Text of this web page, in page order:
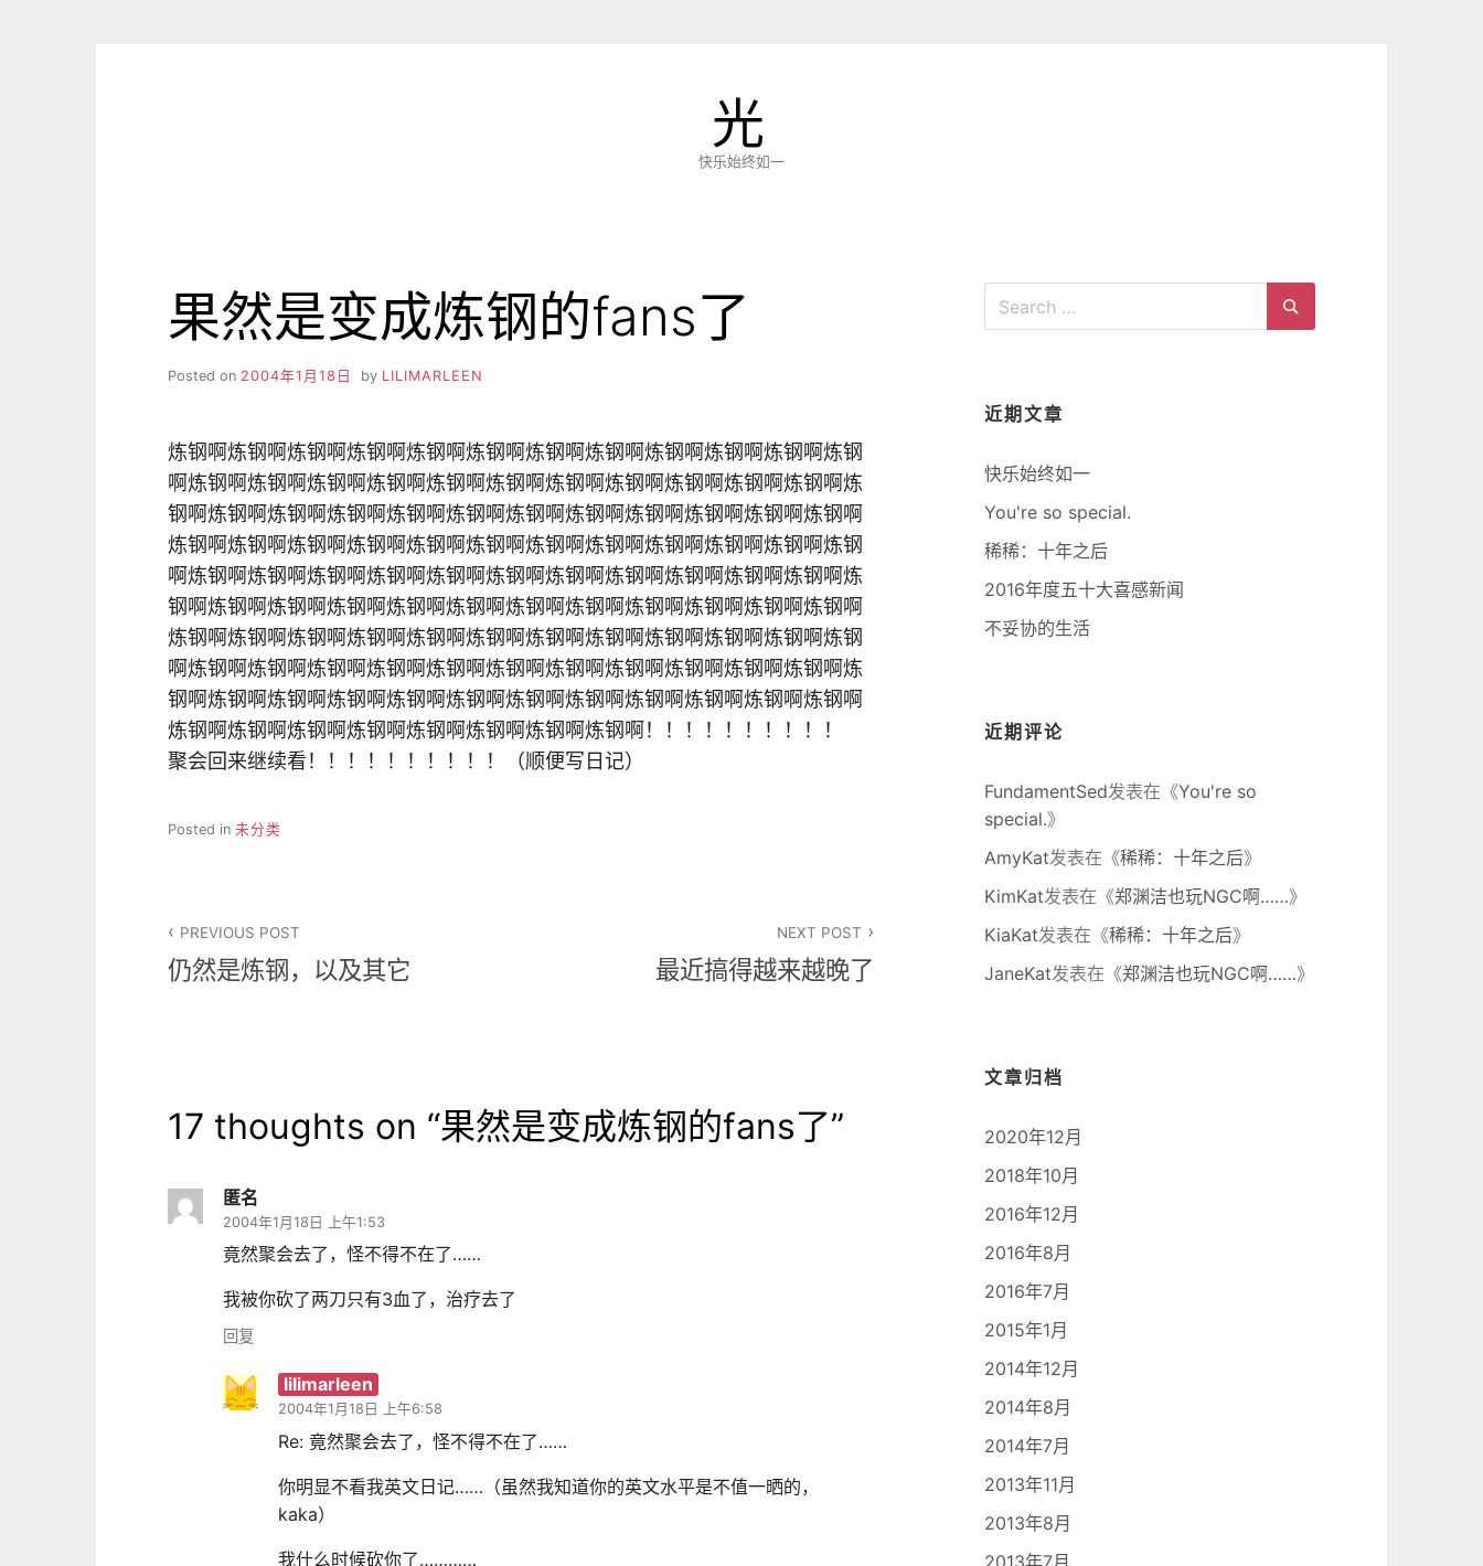
光
快乐始终如一
果然是变成炼钢的fans了
Posted on 2004年1月18日 by LILIMARLEEN
炼钢啊炼钢啊炼钢啊炼钢啊炼钢啊炼钢啊炼钢啊炼钢啊炼钢啊炼钢啊炼钢啊炼钢
啊炼钢啊炼钢啊炼钢啊炼钢啊炼钢啊炼钢啊炼钢啊炼钢啊炼钢啊炼钢啊炼钢啊炼
钢啊炼钢啊炼钢啊炼钢啊炼钢啊炼钢啊炼钢啊炼钢啊炼钢啊炼钢啊炼钢啊炼钢啊
炼钢啊炼钢啊炼钢啊炼钢啊炼钢啊炼钢啊炼钢啊炼钢啊炼钢啊炼钢啊炼钢啊炼钢
啊炼钢啊炼钢啊炼钢啊炼钢啊炼钢啊炼钢啊炼钢啊炼钢啊炼钢啊炼钢啊炼钢啊炼
钢啊炼钢啊炼钢啊炼钢啊炼钢啊炼钢啊炼钢啊炼钢啊炼钢啊炼钢啊炼钢啊炼钢啊
炼钢啊炼钢啊炼钢啊炼钢啊炼钢啊炼钢啊炼钢啊炼钢啊炼钢啊炼钢啊炼钢啊炼钢
啊炼钢啊炼钢啊炼钢啊炼钢啊炼钢啊炼钢啊炼钢啊炼钢啊炼钢啊炼钢啊炼钢啊炼
钢啊炼钢啊炼钢啊炼钢啊炼钢啊炼钢啊炼钢啊炼钢啊炼钢啊炼钢啊炼钢啊炼钢啊
炼钢啊炼钢啊炼钢啊炼钢啊炼钢啊炼钢啊炼钢啊炼钢啊！！！！！！！！！！
聚会回来继续看！！！！！！！！！！（顺便写日记）
Posted in 未分类
章
PREVIOUS POST
仍然是炼钢，以及其它
NEXT POST
最近搞得越来越晚了
17 thoughts on “果然是变成炼钢的fans了”
匿名
2004年1月18日 上午1:53
竟然聚会去了，怪不得不在了……
我被你砍了两刀只有3血了，治疗去了
回复
lilimarleen
2004年1月18日 上午6:58
Re: 竟然聚会去了，怪不得不在了……
你明显不看我英文日记……（虽然我知道你的英文水平是不值一晒的，
kaka）
我什么时候砍你了…………
Search
近期文章
快乐始终如一
You're so special.
稀稀：十年之后
2016年度五十大喜感新闻
不妥协的生活
近期评论
FundamentSed发表在《You're so
special.》
AmyKat发表在《稀稀：十年之后》
KimKat发表在《郑渊洁也玩NGC啊……》
KiaKat发表在《稀稀：十年之后》
JaneKat发表在《郑渊洁也玩NGC啊……》
文章归档
2020年12月
2018年10月
2016年12月
2016年8月
2016年7月
2015年1月
2014年12月
2014年8月
2014年7月
2013年11月
2013年8月
2013年7月